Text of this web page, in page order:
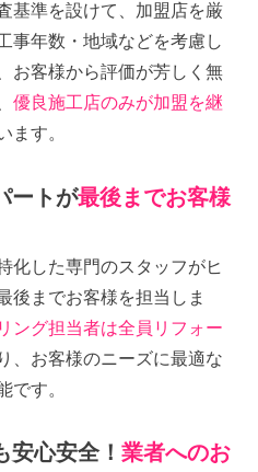
基準を設けて、加盟店を厳
事年数・地域などを考慮し
お客様から評価が芳しく無
優良施工店のみが加盟を継
ます。
ートが最後までお客様
化した専門のスタッフがヒ
後までお客様を担当しま
ング担当者は全員リフォー
、お客様のニーズに最適な
です。
安心安全！業者へのお